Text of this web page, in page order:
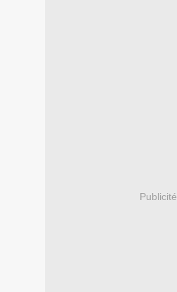
Publicité